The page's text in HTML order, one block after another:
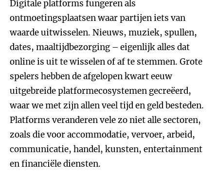
Digitale platforms fungeren als
ontmoetingsplaatsen waar partijen iets van
waarde uitwisselen. Nieuws, muziek, spullen,
dates, maaltijdbezorging – eigenlijk alles dat
online is uit te wisselen of af te stemmen. Grote
spelers hebben de afgelopen kwart eeuw
uitgebreide platformecosystemen gecreëerd,
waar we met zijn allen veel tijd en geld besteden.
Platforms veranderen vele zo niet alle sectoren,
zoals die voor accommodatie, vervoer, arbeid,
communicatie, handel, kunsten, entertainment
en financiële diensten.